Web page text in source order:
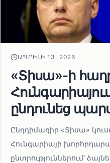
ԱՊՐԻԼԻ 13, 2026
«Տիսա»-ի
ընդունեց
Ընդդիմադիր «Տիսա»
Հունգարիայի
ընտրություններում՝